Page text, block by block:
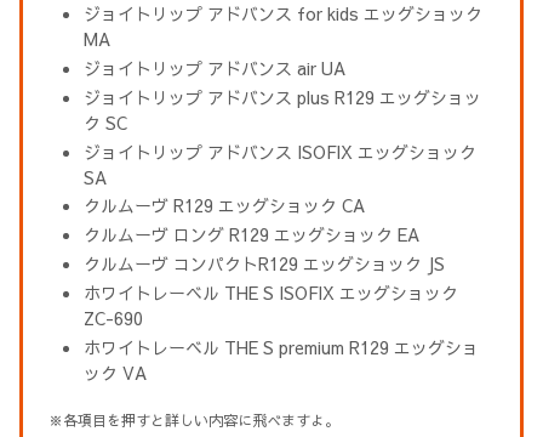
ジョイトリップ アドバンス for kids エッグショック
MA
ジョイトリップ アドバンス air UA
ジョイトリップ アドバンス plus R129 エッグショッ
ク SC
ジョイトリップ アドバンス ISOFIX エッグショック
SA
クルムーヴ R129 エッグショック CA
クルムーヴ ロング R129 エッグショック EA
クルムーヴ コンパクトR129 エッグショック JS
ホワイトレーベル THE S ISOFIX エッグショック
ZC-690
ホワイトレーベル THE S premium R129 エッグショ
ック VA
※各項目を押すと詳しい内容に飛べますよ。